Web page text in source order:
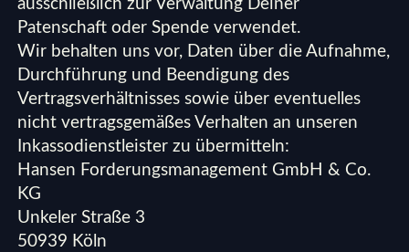
ausschließlich zur Verwaltung Deiner
Patenschaft oder Spende verwendet.
Wir behalten uns vor, Daten über die Aufnahme,
Durchführung und Beendigung des
Vertragsverhältnisses sowie über eventuelles
nicht vertragsgemäßes Verhalten an unseren
Inkassodienstleister zu übermitteln:
Hansen Forderungsmanagement GmbH & Co.
KG
Unkeler Straße 3
50939 Köln